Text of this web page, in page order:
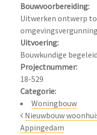
Bouwvoorbereiding:
Uitwerken ontwerp
Uitvoering:
Projectnummer:
Categorie:
Woningbouw
Nieuwbouw
Appingedam